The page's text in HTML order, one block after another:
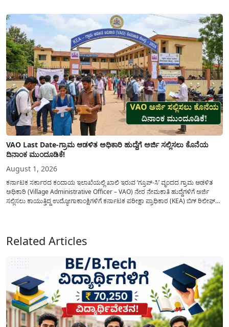
VAO Last Date-ಗ್ರಾಮ ಆಡಳಿತ ಅಧಿಕಾರಿ ಹುದ್ದೆಗೆ ಅರ್ಜಿ ಸಲ್ಲಿಸಲು ಕೊನೆಯ
ದಿನಾಂಕ ಮುಂದೂಡಿಕೆ!
August 1, 2026
ಕರ್ನಾಟಕ ಸರ್ಕಾರದ ಕಂದಾಯ ಇಲಾಖೆಯಲ್ಲಿ ಖಾಲಿ ಇರುವ ‘ಗ್ರೂಪ್-ಸಿ’ ವೃಂದದ ಗ್ರಾಮ ಆಡಳಿತ
ಅಧಿಕಾರಿ (Village Administrative Officer – VAO) ನೇರ ನೇಮಕಾತಿ ಹುದ್ದೆಗಳಿಗೆ ಅರ್ಜಿ
ಸಲ್ಲಿಸಲು ಕಾಯುತ್ತಿದ್ದ ಉದ್ಯೋಗಾಕಾಂಕ್ಷಿಗಳಿಗೆ ಕರ್ನಾಟಕ ಪರೀಕ್ಷಾ ಪ್ರಾಧಿಕಾರ (KEA) ಬಿಗ್ ರಿಲೀಫ್
Related Articles